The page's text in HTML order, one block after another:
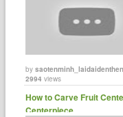
by
2994 views
How to Carve Fruit
Centerpiece